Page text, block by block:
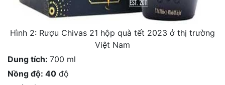
Hình 2: Rượu Chivas 21 hộp quà tết 2023 ở thị trường
Việt Nam
Dung tích: 700 ml
Nồng độ: 40 độ